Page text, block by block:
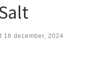
16 december, 2024